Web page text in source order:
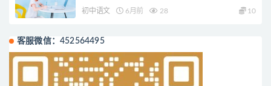
初中语文 6月前 28 10
客服微信：452564495